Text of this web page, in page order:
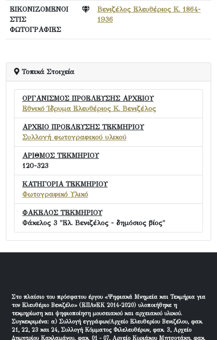
ΕΙΚΟΝΙΖΟΜΕΝΟΙ
ΣΤΙΣ
ΦΩΤΟΓΡΑΦΙΕΣ
Βενιζέλος Ελευθέριος Κ. 1864-
1936
Τοπικά Στοιχεία
ΟΡΓΑΝΙΣΜΟΣ ΠΡΟΕΛΕΥΣΗΣ ΑΡΧΕΙΟΥ
Εθνικό Ίδρυμα Ελευθέριος Κ. Βενιζέλος
ΑΡΧΕΙΟ ΠΡΟΕΛΕΥΣΗΣ ΤΕΚΜΗΡΙΟΥ
Συλλογή φωτογραφικού υλικού
ΑΡΙΘΜΟΣ ΤΕΚΜΗΡΙΟΥ
120-323
ΚΑΤΗΓΟΡΙΑ ΤΕΚΜΗΡΙΟΥ
Φωτογραφικό Υλικό
ΦΑΚΕΛΟΣ ΤΕΚΜΗΡΙΟΥ
Φάκελος 3 "Ελ. Βενιζέλος - δημόσιος βίος"
Στο πλαίσιο του πρόσφατου έργου «Ψηφιακά Μνημεία και Τεκμήρια για
τον Ελευθέριο Βενιζέλο» (ΕΠΑνΕΚ 2014-2020) υλοποιήθηκε η
τεκμηρίωση και ψηφιοποίηση μουσειακού και αρχειακού υλικού.
Συγκεκριμένα: α) Συλλογή εγγράφων/Αρχείο Ελευθερίου Βενιζέλου, φακ.
21, 22, 23 και 24, Συλλογή Κόμματος Φιλελευθέρων, φακ. 3, Αρχείο
Δημητρίου Κακλαμάνου, φακ. 01 - 07, Αρχείο Κυριάκου Μητσοτάκη, φακ.